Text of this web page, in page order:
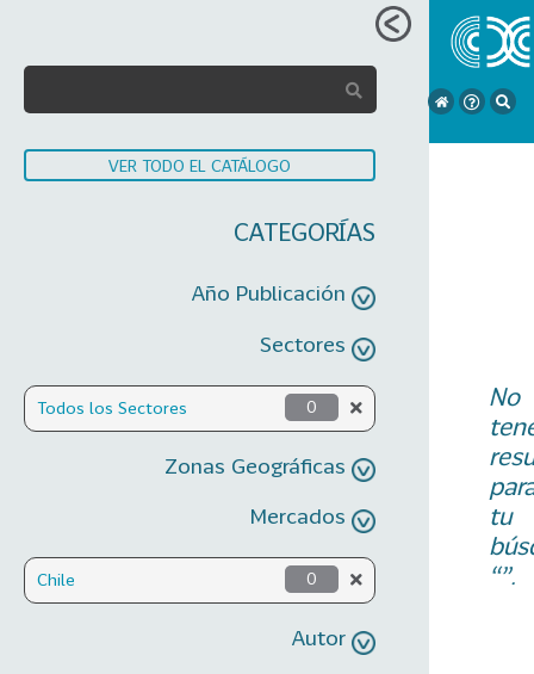
VER TODO EL CATÁLOGO
CATEGORÍAS
Año Publicación
Sectores
Todos los Sectores 0
Zonas Geográficas
Mercados
Chile 0
Autor
No
tu
“”.